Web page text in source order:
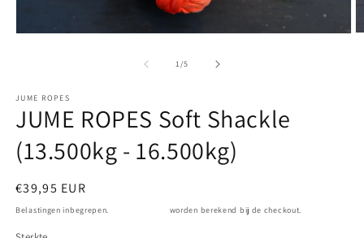
1/van
5
JUME ROPES
JUME ROPES Soft Shackle
(13.500kg - 16.500kg)
Normale
prijs
€39,95 EUR
Belastingen inbegrepen. worden berekend bij de checkout.